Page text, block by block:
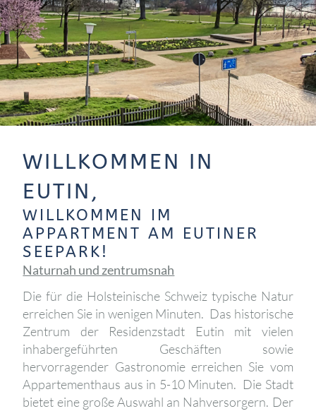
WILLKOMMEN IN
EUTIN,
WILLKOMMEN IM
APPARTMENT AM EUTINER
SEEPARK!
Naturnah und zentrumsnah
Die für die Holsteinische Schweiz typische Natur
erreichen Sie in wenigen Minuten. Das historische
Zentrum der Residenzstadt Eutin mit vielen
inhabergeführten Geschäften sowie
hervorragender Gastronomie erreichen Sie vom
Appartementhaus aus in 5-10 Minuten. Die Stadt
bietet eine große Auswahl an Nahversorgern. Der